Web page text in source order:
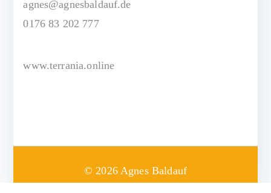
agnes@agnesbaldauf.de
0176 83 202 777
www.terrania.online
© 2026Agnes Baldauf